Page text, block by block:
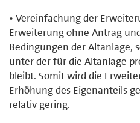
• Vereinfachung der
Erweiterung ohne Antrag
Bedingungen der Altanlage,
unter der für die Altanlage
bleibt. Somit wird die
Erhöhung des Eigenanteils
relativ gering.